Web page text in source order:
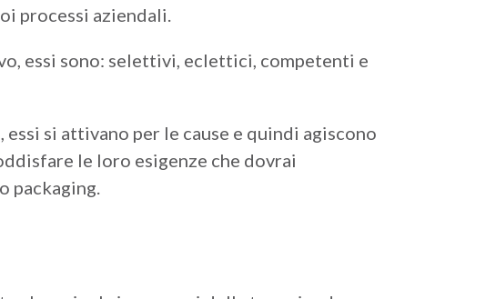
processi aziendali.
essi sono: selettivi, eclettici, competenti e
si attivano per le cause e quindi agiscono
le loro esigenze che dovrai
packaging.